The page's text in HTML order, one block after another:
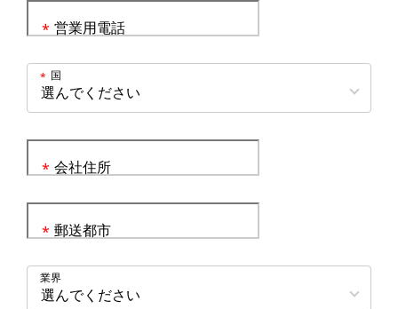
営業用電話
*
国
*
会社住所
*
郵送都市
*
業界